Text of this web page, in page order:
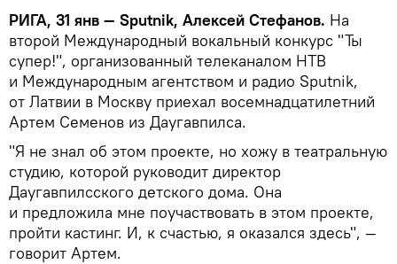
РИГА, 31 янв — Sputnik, Алексей Стефанов. На
второй Международный вокальный конкурс "Ты
супер!", организованный телеканалом НТВ
и Международным агентством и радио Sputnik,
от Латвии в Москву приехал восемнадцатилетний
Артем Семенов из Даугавпилса.
"Я не знал об этом проекте, но хожу в театральную
студию, которой руководит директор
Даугавпилсского детского дома. Она
и предложила мне поучаствовать в этом проекте,
пройти кастинг. И, к счастью, я оказался здесь", —
говорит Артем.